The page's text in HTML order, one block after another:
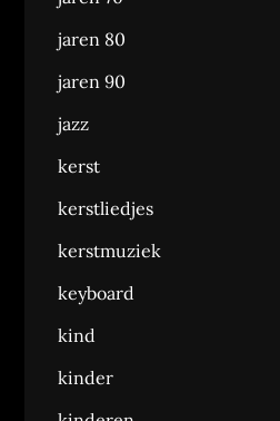
jaren 80
jaren 90
jazz
kerst
kerstliedjes
kerstmuziek
keyboard
kind
kinder